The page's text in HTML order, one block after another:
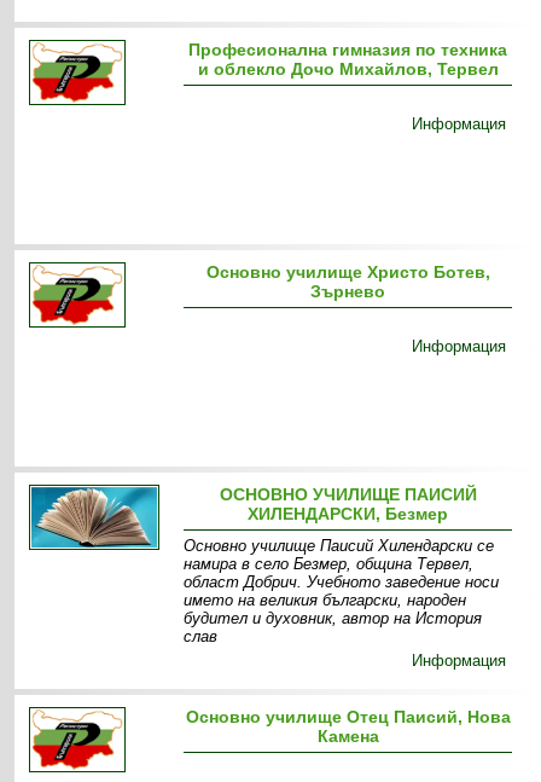
Професионална гимназия по техника
и облекло Дочо Михайлов, Тервел
Информация
Основно училище Христо Ботев,
Зърнево
Информация
ОСНОВНО УЧИЛИЩЕ ПАИСИЙ
ХИЛЕНДАРСКИ, Безмер
Основно училище Паисий Хилендарски се
намира в село Безмер, община Тервел,
област Добрич. Учебното заведение носи
името на великия български, народен
будител и духовник, автор на История
слав
Информация
Основно училище Отец Паисий, Нова
Камена